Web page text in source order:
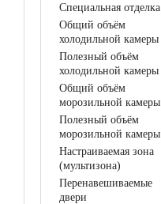
Специальная отделка
Общий объём
холодильной камеры
Полезный объём
холодильной камеры
Общий объём
морозильной камеры
Полезный объём
морозильной камеры
Настраиваемая зона
(мультизона)
Перенавешиваемые
двери